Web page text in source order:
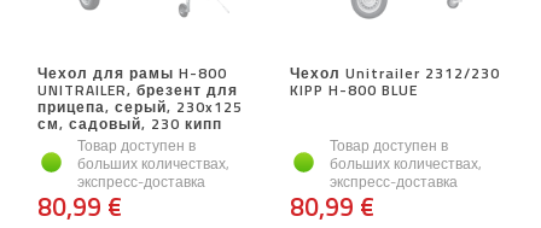
Чехол для рамы H-800
UNITRAILER, брезент для
прицепа, серый, 230x125
см, садовый, 230 кипп
Товар доступен в
больших количествах,
экспресс-доставка
80,99 €
Чехол Unitrailer 2312/230
KIPP H-800 BLUE
Товар доступен в
больших количествах,
экспресс-доставка
80,99 €